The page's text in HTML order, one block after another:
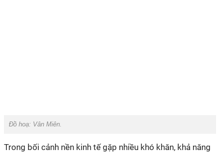
Đồ hoạ: Vân Miên.
Trong bối cảnh nền kinh tế gặp nhiều khó khăn, khả năng